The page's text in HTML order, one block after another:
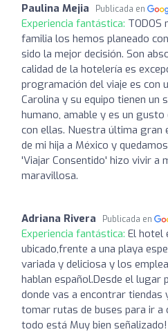
Paulina Mejia Publicada en
Experiencia fantástica: TODOS
familia los hemos planeado
sido la mejor decisión. Son
calidad de la hotelería es
programación del viaje es con
Carolina y su equipo tienen un
humano, amable y es un
con ellas. Nuestra última gran
de mi hija a México y
'Viajar Consentido' hizo vivir a
maravillosa.
Adriana Rivera Publicada en
Experiencia fantástica: El hotel
ubicado,frente a una playa
variada y deliciosa y los
hablan español.Desde el lugar
donde vas a encontrar tiendas
tomar rutas de buses para ir
todo está Muy bien